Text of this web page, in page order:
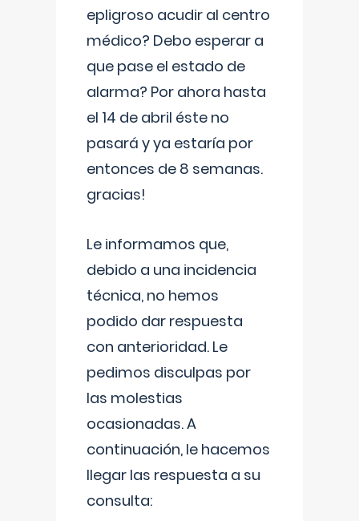
epligroso acudir al centro
médico? Debo esperar a
que pase el estado de
alarma? Por ahora hasta
el 14 de abril éste no
pasará y ya estaría por
entonces de 8 semanas.
gracias!
Le informamos que,
debido a una incidencia
técnica, no hemos
podido dar respuesta
con anterioridad. Le
pedimos disculpas por
las molestias
ocasionadas. A
continuación, le hacemos
llegar las respuesta a su
consulta: